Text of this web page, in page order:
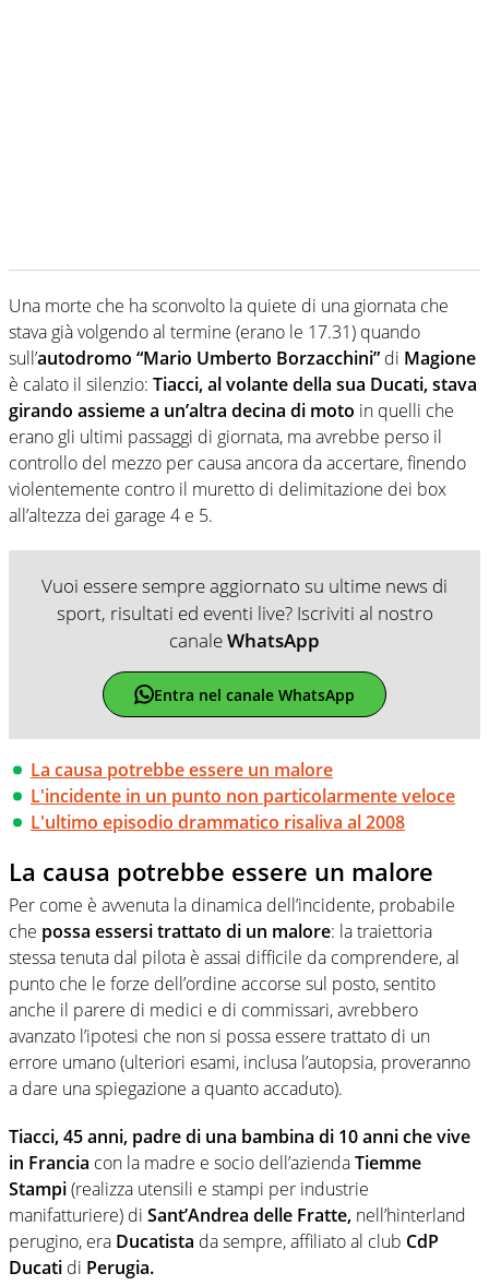
Una morte che ha sconvolto la quiete di una giornata che
stava già volgendo al termine (erano le 17.31) quando
sull’autodromo “Mario Umberto Borzacchini” di Magione
è calato il silenzio: Tiacci, al volante della sua Ducati, stava
girando assieme a un’altra decina di moto in quelli che
erano gli ultimi passaggi di giornata, ma avrebbe perso il
controllo del mezzo per causa ancora da accertare, finendo
violentemente contro il muretto di delimitazione dei box
all’altezza dei garage 4 e 5.
Vuoi essere sempre aggiornato su ultime news di
sport, risultati ed eventi live? Iscriviti al nostro
canaleWhatsApp
Entra nel canale WhatsApp
La causa potrebbe essere un malore
L'incidente in un punto non particolarmente veloce
L'ultimo episodio drammatico risaliva al 2008
La causa potrebbe essere un malore
Per come è avvenuta la dinamica dell’incidente, probabile
che possa essersi trattato di un malore: la traiettoria
stessa tenuta dal pilota è assai difficile da comprendere, al
punto che le forze dell’ordine accorse sul posto, sentito
anche il parere di medici e di commissari, avrebbero
avanzato l’ipotesi che non si possa essere trattato di un
errore umano (ulteriori esami, inclusa l’autopsia, proveranno
a dare una spiegazione a quanto accaduto).
Tiacci, 45 anni, padre di una bambina di 10 anni che vive
in Francia con la madre e socio dell’aziendaTiemme
Stampi(realizza utensili e stampi per industrie
manifatturiere) di Sant’Andrea delle Fratte, nell’hinterland
perugino, era Ducatista da sempre, affiliato al club CdP
Ducati di Perugia.